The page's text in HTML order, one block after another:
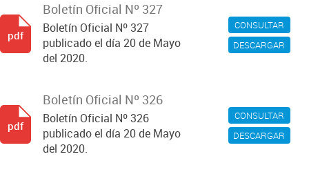
CONSULTAR
DESCARGAR
Boletín Oficial Nº 327
Boletín Oficial Nº 327
publicado el día 20 de Mayo
del 2020.
pdf
CONSULTAR
DESCARGAR
Boletín Oficial Nº 326
Boletín Oficial Nº 326
publicado el día 20 de Mayo
del 2020.
pdf